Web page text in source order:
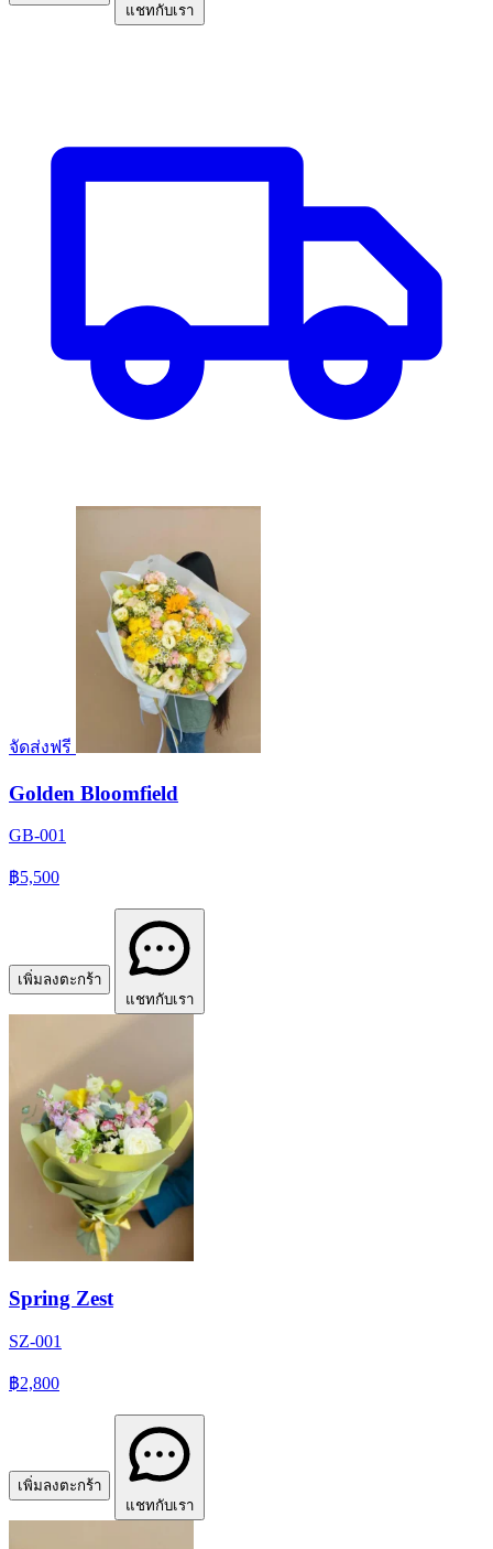
แชทกับเรา
จัดส่งฟรี
Golden Bloomfield
GB-001
฿5,500
เพิ่มลงตะกร้า
แชทกับเรา
Spring Zest
SZ-001
฿2,800
เพิ่มลงตะกร้า
แชทกับเรา